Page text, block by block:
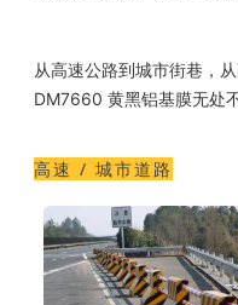
从高速公路到城市街巷，
DM7660 黄黑铝基膜无处
高速 / 城市道路